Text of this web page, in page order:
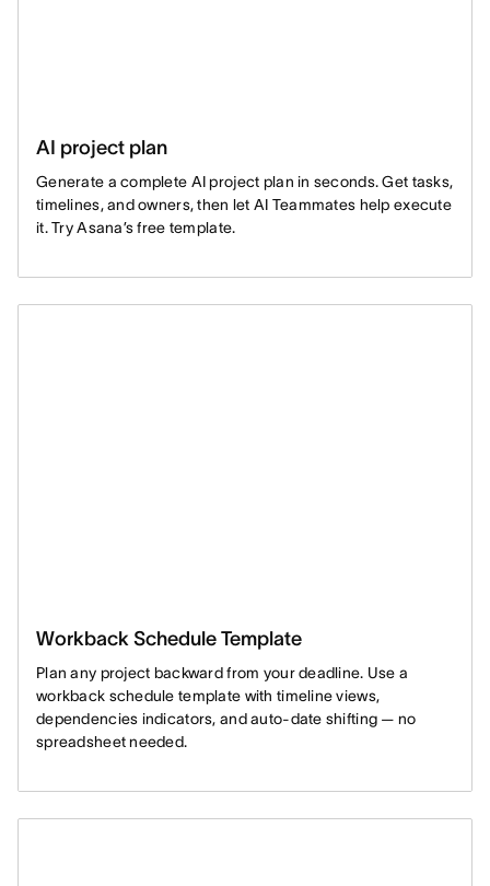
AI project plan
Generate a complete AI project plan in seconds. Get tasks,
timelines, and owners, then let AI Teammates help execute
it. Try Asana’s free template.
Workback Schedule Template
Plan any project backward from your deadline. Use a
workback schedule template with timeline views,
dependencies indicators, and auto-date shifting — no
spreadsheet needed.